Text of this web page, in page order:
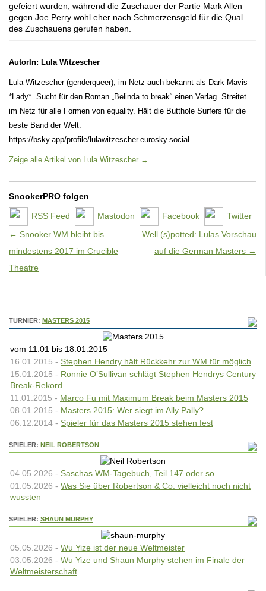
gefeiert wurden, während die Zuschauer der Partie Mark Allen
gegen Joe Perry wohl eher nach Schmerzensgeld für die Qual
des Zuschauens gerufen haben.
AutorIn: Lula Witzescher
Lula Witzescher (genderqueer), im Netz auch bekannt als Dark Mavis
*Lady*. Sucht für den Roman „Belinda to break“ einen Verlag. Streitet
im Netz für alle Formen von equality. Hält die Butthole Surfers für die
beste Band der Welt.
https://bsky.app/profile/lulawitzescher.eurosky.social
Zeige alle Artikel von Lula Witzescher →
SnookerPRO folgen
RSS Feed Mastodon Facebook
Twitter
Artikel-Navigation
← Snooker WM bleibt bis
mindestens 2017 im Crucible
Theatre
Well (s)potted: Lulas Vorschau
auf die German Masters →
TURNIER: MASTERS 2015
vom 11.01 bis 18.01.2015
16.01.2015 - Stephen Hendry hält Rückkehr zur WM für möglich
15.01.2015 - Ronnie O’Sullivan schlägt Stephen Hendrys Century
Break-Rekord
11.01.2015 - Marco Fu mit Maximum Break beim Masters 2015
08.01.2015 - Masters 2015: Wer siegt im Ally Pally?
06.12.2014 - Spieler für das Masters 2015 stehen fest
SPIELER: NEIL ROBERTSON
04.05.2026 - Saschas WM-Tagebuch, Teil 147 oder so
01.05.2026 - Was Sie über Robertson & Co. vielleicht noch nicht
wussten
SPIELER: SHAUN MURPHY
05.05.2026 - Wu Yize ist der neue Weltmeister
03.05.2026 - Wu Yize und Shaun Murphy stehen im Finale der
Weltmeisterschaft